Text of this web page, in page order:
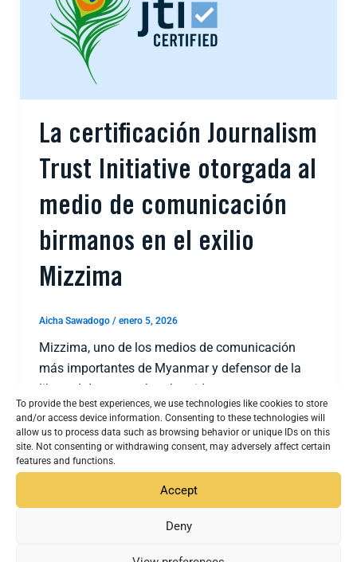
To provide the best experiences, we use technologies like cookies to store
and/or access device information. Consenting to these technologies will
allow us to process data such as browsing behavior or unique IDs on this
site. Not consenting or withdrawing consent, may adversely affect certain
features and functions.
Accept
Deny
La certificación Journalism
Trust Initiative otorgada al
medio de comunicación
birmanos en el exilio
Mizzima
Aicha Sawadogo / enero 5, 2026
Mizzima, uno de los medios de comunicación
más importantes de Myanmar y defensor de la
libertad de prensa, ha obtenido
X
-